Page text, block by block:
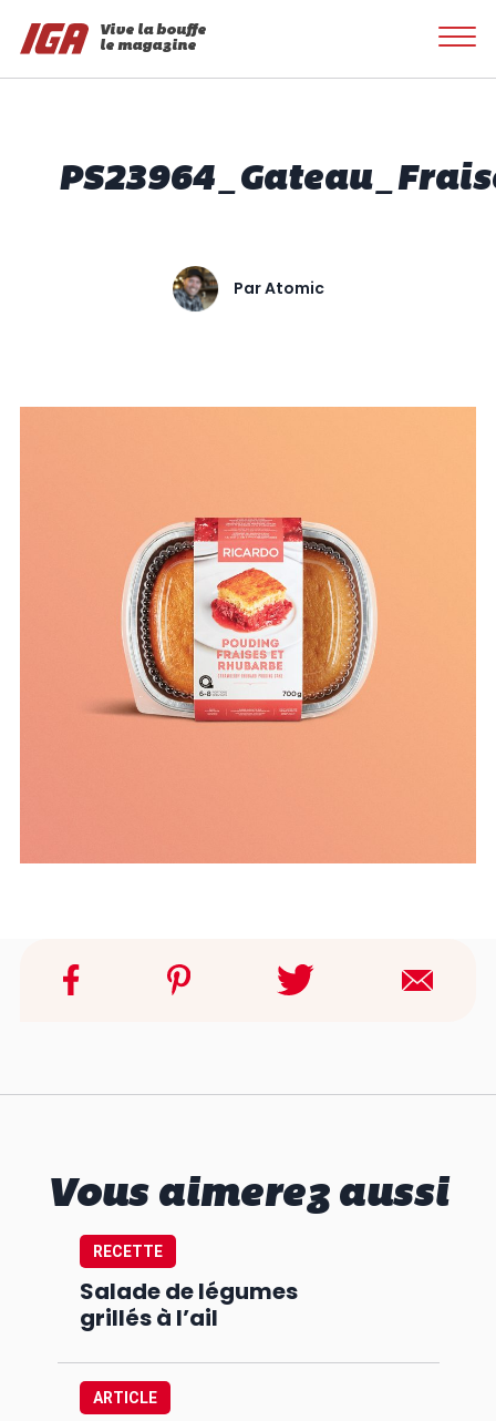
Vive la bouffe
le magazine
ParAtomic
Vous aimerez aussi
RECETTE
Salade de légumes
grillés à l’ail
ARTICLE